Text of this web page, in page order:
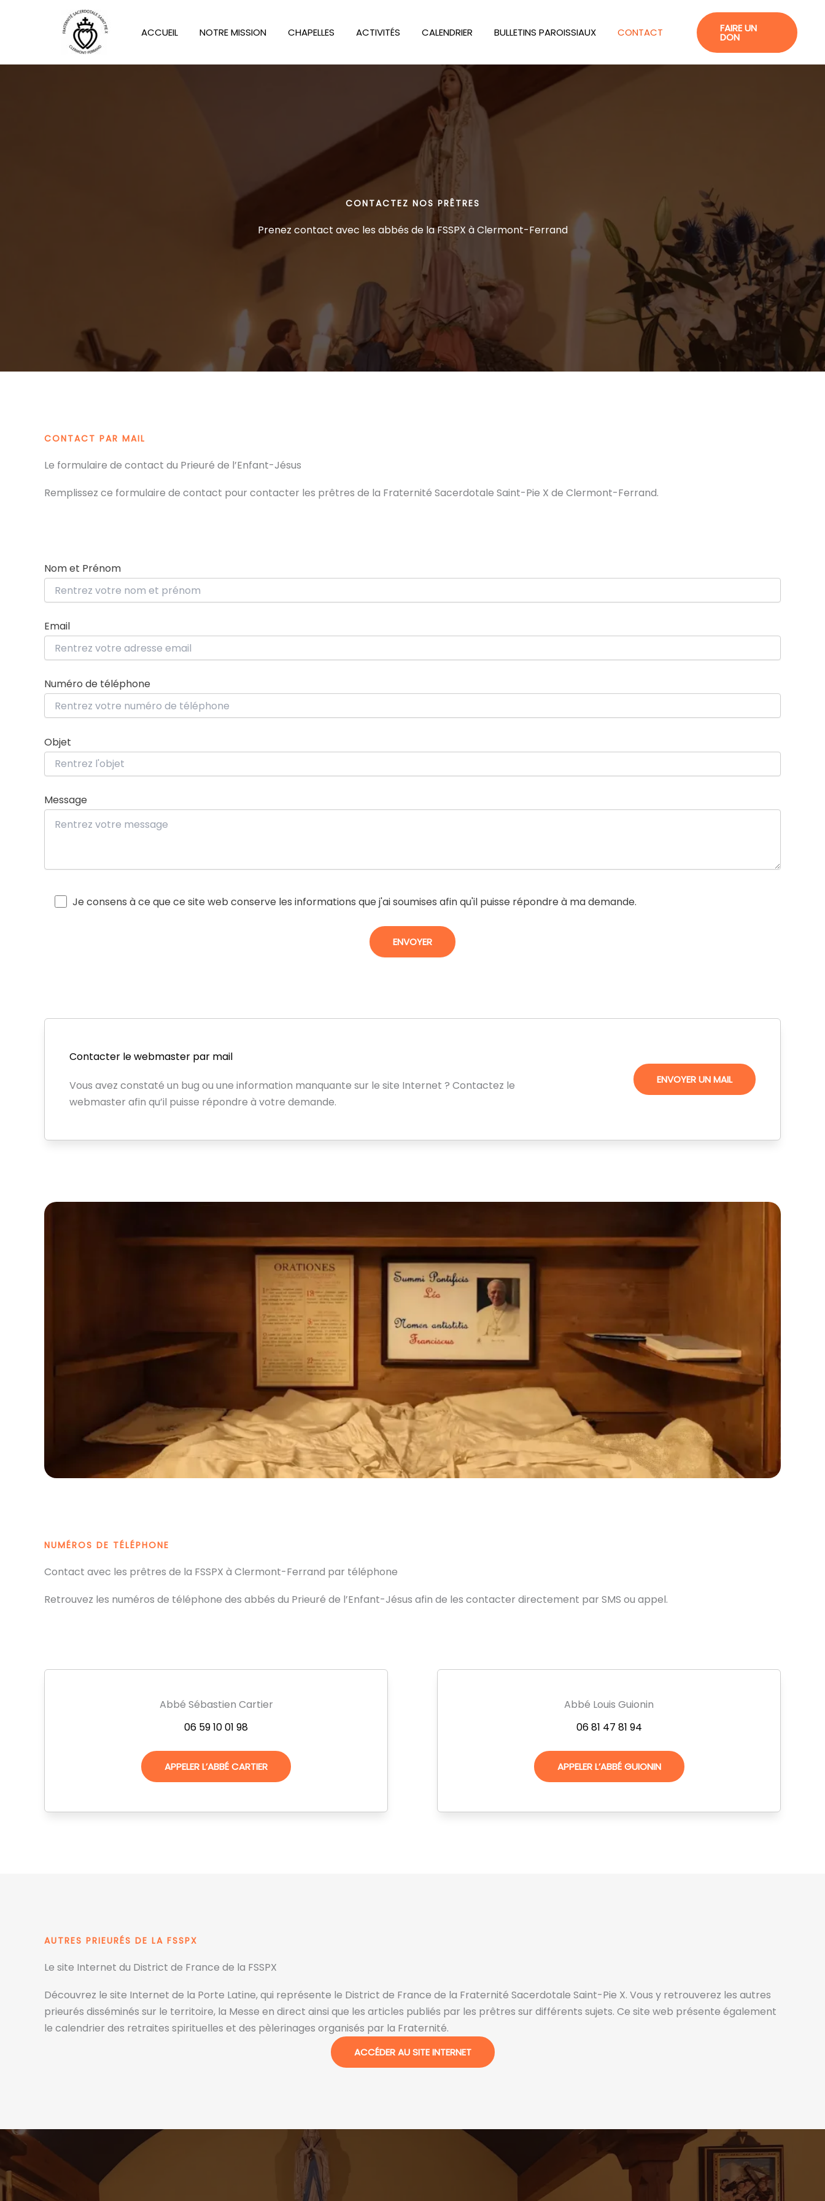
ACCUEIL NOTRE MISSION CHAPELLES ACTIVITÉS CALENDRIER BULLETINS PAROISSIAUX CONTACT FAIRE UN
DON
CONTACTEZ NOS PRÊTRES
Prenez contact avec les abbés de la FSSPX à Clermont-Ferrand
CONTACT PAR MAIL
Le formulaire de contact du Prieuré de l’Enfant-Jésus
Remplissez ce formulaire de contact pour contacter les prêtres de la Fraternité Sacerdotale Saint-Pie X de Clermont-Ferrand.
Nom et Prénom
Email
Numéro de téléphone
Objet
Message
Je consens à ce que ce site web conserve les informations que j'ai soumises afin qu'il puisse répondre à ma demande.
Contacter le webmaster par mail
Vous avez constaté un bug ou une information manquante sur le site Internet ? Contactez le
webmaster afin qu’il puisse répondre à votre demande.
ENVOYER UN MAIL
NUMÉROS DE TÉLÉPHONE
Contact avec les prêtres de la FSSPX à Clermont-Ferrand par téléphone
Retrouvez les numéros de téléphone des abbés du Prieuré de l’Enfant-Jésus afin de les contacter directement par SMS ou appel.
Abbé Sébastien Cartier
06 59 10 01 98
APPELER L’ABBÉ CARTIER
Abbé Louis Guionin
06 81 47 81 94
APPELER L’ABBÉ GUIONIN
AUTRES PRIEURÉS DE LA FSSPX
Le site Internet du District de France de la FSSPX
Découvrez le site Internet de la Porte Latine, qui représente le District de France de la Fraternité Sacerdotale Saint-Pie X. Vous y retrouverez les autres
prieurés disséminés sur le territoire, la Messe en direct ainsi que les articles publiés par les prêtres sur différents sujets. Ce site web présente également
le calendrier des retraites spirituelles et des pèlerinages organisés par la Fraternité.
ACCÉDER AU SITE INTERNET